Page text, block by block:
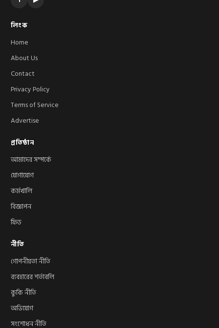
লিংক
Home
About Us
Contact
Privacy Policy
Terms of Service
Advertise
প্রতিষ্ঠান
আমাদের সম্পর্কে
যোগাযোগ
কর্মখালি
বিজ্ঞাপন
ফিড
নীতি
গোপনীয়তা নীতি
ব্যবহারের শর্তাবলি
কুকি নীতি
অভিযোগ
সংশোধন নীতি